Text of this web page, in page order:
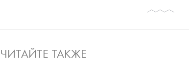
ЧИТАЙТЕ ТАКЖЕ